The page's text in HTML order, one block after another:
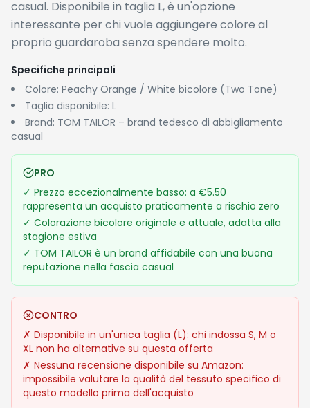
✗Disponibile in un'unica taglia (L): chi indossa S, M o
XL non ha alternative su questa offerta
✗Nessuna recensione disponibile su Amazon:
impossibile valutare la qualità del tessuto specifico di
questo modello prima dell'acquisto
Storico Prezzi
Con uno sconto del 72% rispetto al prezzo originale di
€5.50. Si tratta di un'occasione difficilmente ripetibile per
un capo firmato TOM TAILOR, che normalmente si colloca
in una fascia di prezzo media.
Potrebbe interessarti anche
Blackview Smartwatch
Uomo Donna, Effettua e